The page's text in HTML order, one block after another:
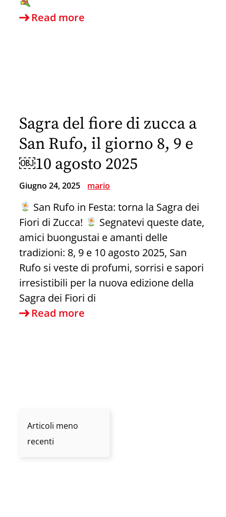
Read more
Sagra del fiore di zucca a
San Rufo, il giorno 8, 9 e
￼10 agosto 2025
Giugno 24, 2025 mario
San Rufo in Festa: torna la Sagra dei
Fiori di Zucca!
Segnatevi queste date,
amici buongustai e amanti delle
tradizioni: 8, 9 e 10 agosto 2025, San
Rufo si veste di profumi, sorrisi e sapori
irresistibili per la nuova edizione della
Sagra dei Fiori di
Read more
Articoli meno
recenti